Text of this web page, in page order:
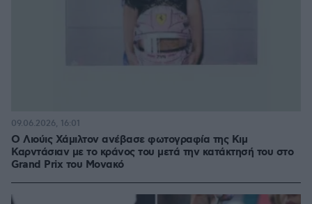
Ο Λιούις Χάμιλτον ανέβασε φωτογραφία της Κιμ
Καρντάσιαν με το κράνος του μετά την κατάκτησή του στο
Grand Prix του Μονακό
09.06.2026, 16:01